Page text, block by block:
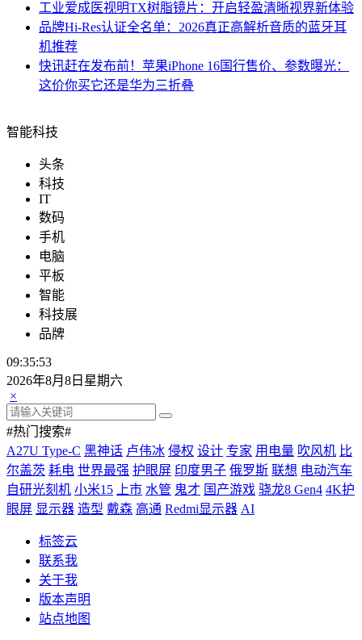
工业爱成医视明TX树脂镜片：开启轻盈清晰视界新体验
品牌Hi-Res认证全名单：2026真正高解析音质的蓝牙耳
机推荐
快讯赶在发布前！苹果iPhone 16国行售价、参数曝光：
这价你买它还是华为三折叠
智能科技
头条
科技
IT
数码
手机
电脑
平板
智能
科技展
品牌
09:35:54
2026年8月8日星期六
×
#热门搜索#
A27U Type-C 黑神话 卢伟冰 侵权 设计 专家 用电量 吹风机 比
尔盖茨 耗电 世界最强 护眼屏 印度男子 俄罗斯 联想 电动汽车
自研光刻机 小米15 上市 水管 鬼才 国产游戏 骁龙8 Gen4 4K护
眼屏 显示器 造型 戴森 高通 Redmi显示器 AI
标签云
联系我
关于我
版本声明
站点地图